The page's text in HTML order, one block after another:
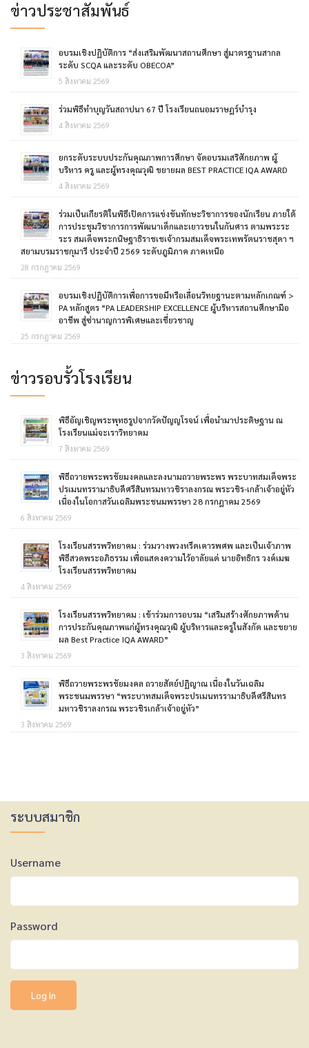
ข่าวประชาสัมพันธ์
อบรมเชิงปฏิบัติการ “ส่งเสริมพัฒนาสถานศึกษา สู่มาตรฐานสากล
ระดับ SCQA และระดับ OBECOA”
5 สิงหาคม 2569
ร่วมพิธีทำบุญวันสถาปนา 67 ปี โรงเรียนถนอมราษฎร์บำรุง
4 สิงหาคม 2569
ยกระดับระบบประกันคุณภาพการศึกษา จัดอบรมเสริศักยภาพ ผู้
บริหาร ครู และผู้ทรงคุณวุฒิ ขยายผล BEST PRACTICE IQA AWARD
4 สิงหาคม 2569
ร่วมเป็นเกียรติในพิธีเปิดการแข่งขันทักษะวิชาการของนักเรียน ภายใต้
การประชุมวิชาการการพัฒนาเด็กและเยาวขนในกันศาร ตามพระระ
ระร สมเด็จพระกนิษฐาธิราชเชเจ้ากรมสมเด็จพระเทพรัตนราชสุดา ฯ
สยามบรมราชกุมารี ประจำปี 2569 ระดับภูมิภาค ภาคเหนือ
28 กรกฎาคม 2569
อบรมเชิงปฏิบัติการเพื่อการขอมีหรือเลื่อนวิทยฐานะตามหลักเกณฑ์ >
PA หลักสูตร “PA LEADERSHIP EXCELLENCE ผู้บริหารสถานศึกษามือ
อาชีพ สู่ซ่านาญการพิเศษและเชี่ยวชาญ
25 กรกฎาคม 2569
ข่าวรอบรั้วโรงเรียน
พิธีอัญเชิญพระพุทธรูปจากวัดปัญญโรจน์ เพื่อนำมาประดิษฐาน ณ
โรงเรียนแม่จะเราวิทยาคม
7 สิงหาคม 2569
พิธีถวายพระพรชัยมงคลและลงนามถวายพระพร พระบาทสมเด็จพระ
ปรเมนทรรามาธิบดีศรีสินทรมหาวชิราลงกรณ พระวชิร-เกล้าเจ้าอยู่หัว
เนื่องในโอกาสวันเฉลิมพระชนมพรรษา 28 กรกฎาคม 2569
6 สิงหาคม 2569
โรงเรียนสรรพวิทยาคม : ร่วมวางพวงหรีดเคารพศพ และเป็นเจ้าภาพ
พิธีสวดพระอภิธรรม เพื่อแสดงความไว้อาลัยแด่ นายอิทธิกร วงค์เมฆ
โรงเรียนสรรพวิทยาคม
4 สิงหาคม 2569
โรงเรียนสรรพวิทยาคม : เข้าร่วมการอบรม “เสริมสร้างศักยภาพด้าน
การประกันคุณภาพแก่ผู้ทรงคุณวุฒิ ผู้บริหารและครูในสังกัด และขยาย
ผล Best Practice IQA AWARD”
3 สิงหาคม 2569
พิธีถวายพระพรชัยมงคล ถวายสัตย์ปฏิญาณ เนื่องในวันเฉลิม
พระชนมพรรษา “พระบาทสมเด็จพระปรเมนทรรามาธิบดีศรีสินทร
มหาวชิราลงกรณ พระวชิรเกล้าเจ้าอยู่หัว”
3 สิงหาคม 2569
ระบบสมาชิก
Username
Password